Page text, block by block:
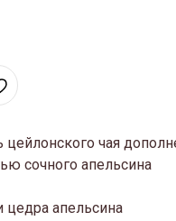
цейлонского чая
сочного апельсина
апельсина